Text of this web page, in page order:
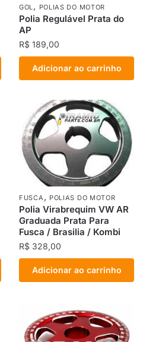
GOL, POLIAS DO MOTOR
Polia Regulável Prata do
AP
R$ 189,00
Adicionar ao carrinho
FUSCA, POLIAS DO MOTOR
Polia Virabrequim VW AR
Graduada Prata Para
Fusca / Brasilia / Kombi
R$ 328,00
Adicionar ao carrinho